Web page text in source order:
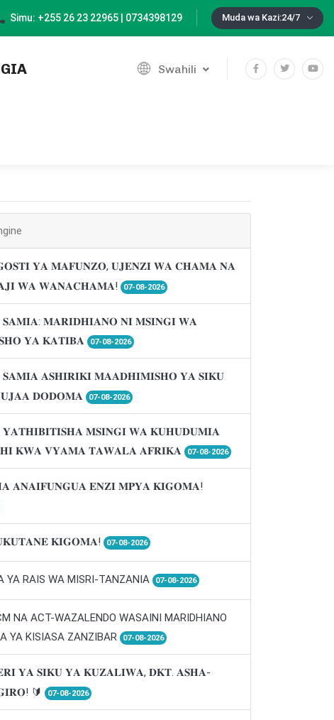
Simu: +255 26 23 22965 | 0734398129 Muda wa Kazi:24/7
Swahili
𝐘𝐀 𝐌𝐀𝐅𝐔𝐍𝐙𝐎, 𝐔𝐉𝐄𝐍𝐙𝐈 𝐖𝐀 𝐂𝐇𝐀𝐌𝐀 𝐍𝐀
𝐖𝐀 𝐖𝐀𝐍𝐀𝐂𝐇𝐀𝐌𝐀!
07-08-2026
𝐒𝐀𝐌𝐈𝐀: 𝐌𝐀𝐑𝐈𝐃𝐇𝐈𝐀𝐍𝐎 𝐍𝐈 𝐌𝐒𝐈𝐍𝐆𝐈 𝐖𝐀
𝐘𝐀 𝐊𝐀𝐓𝐈𝐁𝐀
07-08-2026
𝐒𝐀𝐌𝐈𝐀 𝐀𝐒𝐇𝐈𝐑𝐈𝐊𝐈 𝐌𝐀𝐀𝐃𝐇𝐈𝐌𝐈𝐒𝐇𝐎 𝐘𝐀 𝐒𝐈𝐊𝐔
𝐃𝐎𝐃𝐎𝐌𝐀
07-08-2026
𝐌𝐒𝐈𝐍𝐆𝐈 𝐖𝐀 𝐊𝐔𝐇𝐔𝐃𝐔𝐌𝐈𝐀
𝐊𝐖𝐀 𝐕𝐘𝐀𝐌𝐀 𝐓𝐀𝐖𝐀𝐋𝐀 𝐀𝐅𝐑𝐈𝐊𝐀
07-08-2026
𝐀𝐍𝐀𝐈𝐅𝐔𝐍𝐆𝐔𝐀 𝐄𝐍𝐙𝐈 𝐌𝐏𝐘𝐀 𝐊𝐈𝐆𝐎𝐌𝐀!
𝐊𝐈𝐆𝐎𝐌𝐀! 07-08-2026
YA RAIS WA MISRI-TANZANIA 07-08-2026
NA ACT-WAZALENDO WASAINI MARIDHIANO
YA KISIASA ZANZIBAR
07-08-2026
𝐘𝐀 𝐒𝐈𝐊𝐔 𝐘𝐀 𝐊𝐔𝐙𝐀𝐋𝐈𝐖𝐀, 𝐃𝐊𝐓. 𝐀𝐒𝐇𝐀-
🔰
07-08-2026